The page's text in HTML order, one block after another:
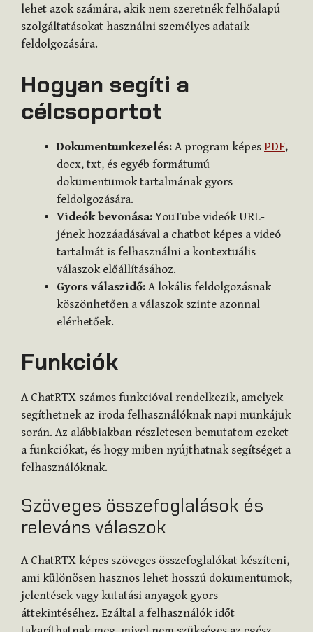
lehet azok számára, akik nem szeretnék felhőalapú
szolgáltatásokat használni személyes adataik
feldolgozására.
Hogyan segíti a
célcsoportot
Dokumentumkezelés: A program képes PDF,
docx, txt, és egyéb formátumú
dokumentumok tartalmának gyors
feldolgozására.
Videók bevonása:YouTube videók URL-
jének hozzáadásával a chatbot képes a videó
tartalmát is felhasználni a kontextuális
válaszok előállításához.
Gyors válaszidő: A lokális feldolgozásnak
köszönhetően a válaszok szinte azonnal
elérhetőek.
Funkciók
A ChatRTX számos funkcióval rendelkezik, amelyek
segíthetnek az iroda felhasználóknak napi munkájuk
során. Az alábbiakban részletesen bemutatom ezeket
a funkciókat, és hogy miben nyújthatnak segítséget a
felhasználóknak.
Szöveges összefoglalások és
releváns válaszok
A ChatRTX képes szöveges összefoglalókat készíteni,
ami különösen hasznos lehet hosszú dokumentumok,
jelentések vagy kutatási anyagok gyors
áttekintéséhez. Ezáltal a felhasználók időt